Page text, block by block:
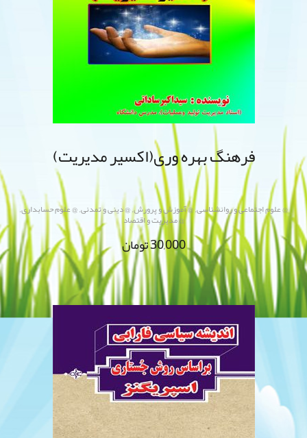
فرهنگ بهره وری(اکسیر مدیریت)
@ علوم اجتماعی و روانشناسی,@ آموزش و پرورش,@ دینی و تمدنی,@ علوم حسابداری,
@ مدیریت و اقتصاد
30,000تومان